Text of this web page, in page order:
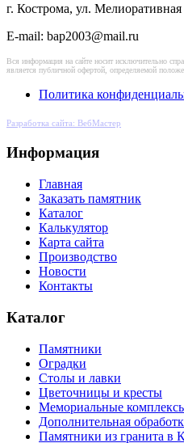
г. Кострома, ул.
E-mail: bap2003@mail.ru
Вся информация на сайте носит исключительно
является публичной офертой, определяемой
Политика
Разработка сайта: ВебМастер
Информация
Главная
Заказать памятник
Каталог
Калькулятор
Карта сайта
Производство
Новости
Контакты
Каталог
Памятники
Оградки
Столы и лавки
Цветочницы и кресты
Мемориальные
Дополнительная
Памятники из гранита в